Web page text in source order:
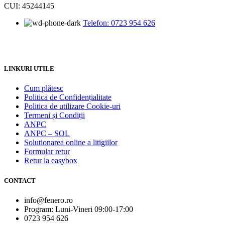
CUI: 45244145
Telefon: 0723 954 626
LINKURI UTILE
Cum plătesc
Politica de Confidențialitate
Politica de utilizare Cookie-uri
Termeni și Condiții
ANPC
ANPC – SOL
Solutionarea online a litigiilor
Formular retur
Retur la easybox
CONTACT
info@fenero.ro
Program: Luni-Vineri 09:00-17:00
0723 954 626